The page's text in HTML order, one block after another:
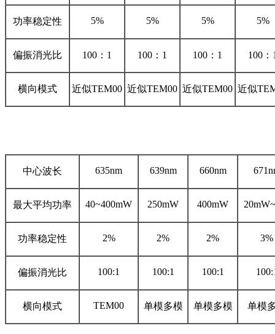
功率稳定性 5% 5% 5% 5%
偏振消光比 100 ： 1 100 ： 1 100 ： 1 100 ：
横向模式 近似TEM00 近似TEM00 近似TEM00 近似
中心波长 635nm 639nm 660nm
最大平均功率 40~400mW 250mW 400mW
功率稳定性 2% 2% 2% 3%
偏振消光比 100:1 100:1 100:1
横向模式 TEM00 单模多模 单模多模 单模